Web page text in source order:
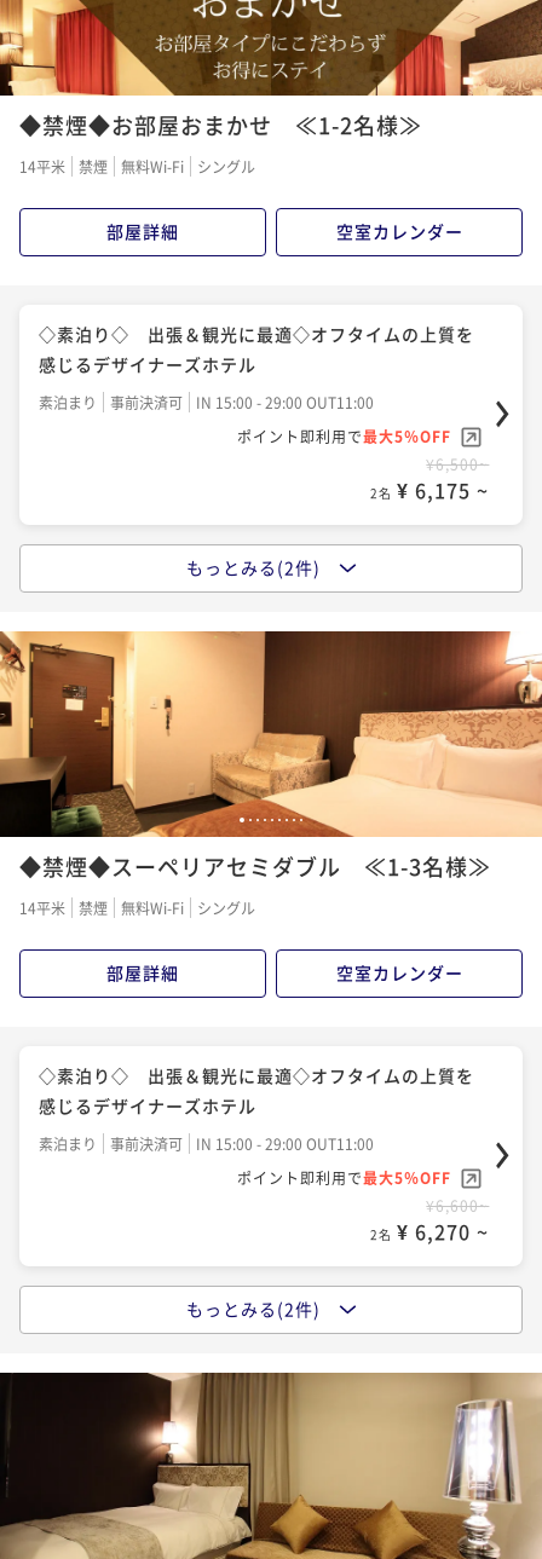
◆禁煙◆お部屋おまかせ ≪1-2名様≫
14平米 禁煙 無料Wi-Fi シングル
部屋詳細 空室カレンダー
◇素泊り◇ 出張＆観光に最適◇オフタイムの上質を
感じるデザイナーズホテル
素泊まり 事前決済可
IN 15:00 - 29:00 OUT11:00
ポイント即利用で最大5％OFF
¥6,500~
2名 ¥ 6,175 ~
◆朝食ビュッフェ付◆ご飯がすすむ彩り小鉢や「神
朝食付き 現地決済可
¥10,900~
2名 ¥ 10,355 ~
◇素泊り◇【清掃なし】働く人応援☆2泊以上でお得に
エコに！期間限定☆連泊プラン！《神戸駅徒歩2分》
¥13,350~
2名 ¥ 12,682 ~
もっとみる(2件)
1 2 3 4 5 6 789
◆禁煙◆スーペリアセミダブル ≪1-3名様≫
14平米 禁煙 無料Wi-Fi シングル
部屋詳細 空室カレンダー
◇素泊り◇ 出張＆観光に最適◇オフタイムの上質を
感じるデザイナーズホテル
素泊まり 事前決済可
IN 15:00 - 29:00 OUT11:00
ポイント即利用で最大5％OFF
¥6,600~
2名 ¥ 6,270 ~
◆朝食ビュッフェ付◆ご飯がすすむ彩り小鉢や「神
現地決済可 事前決済可
¥11,000~
¥ 10,450 ~
もっとみる(2件)